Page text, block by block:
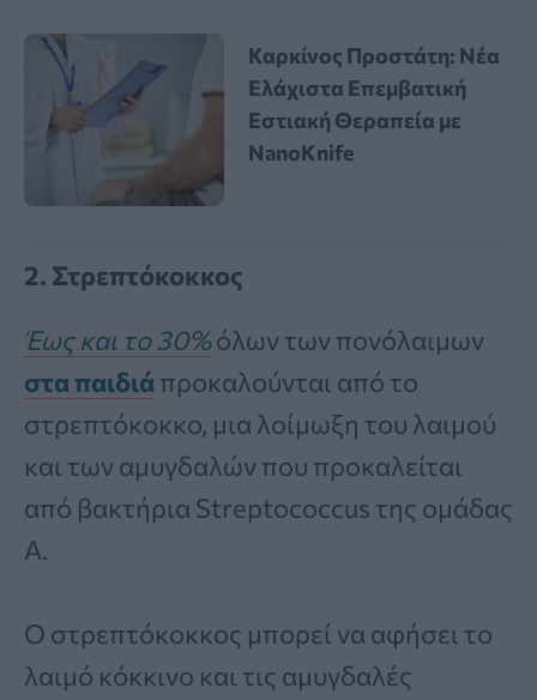
Καρκίνος Προστάτη: Νέα
Ελάχιστα Επεμβατική
Εστιακή Θεραπεία με
NanoKnife
2. Στρεπτόκοκκος
Έως και το 30%όλων των πονόλαιμων
στα παιδιά προκαλούνται από το
στρεπτόκοκκο, μια λοίμωξη του λαιμού
και των αμυγδαλών που προκαλείται
από βακτήρια Streptococcus της ομάδας
Α.
Ο στρεπτόκοκκος μπορεί να αφήσει το
λαιμό κόκκινο και τις αμυγδαλές